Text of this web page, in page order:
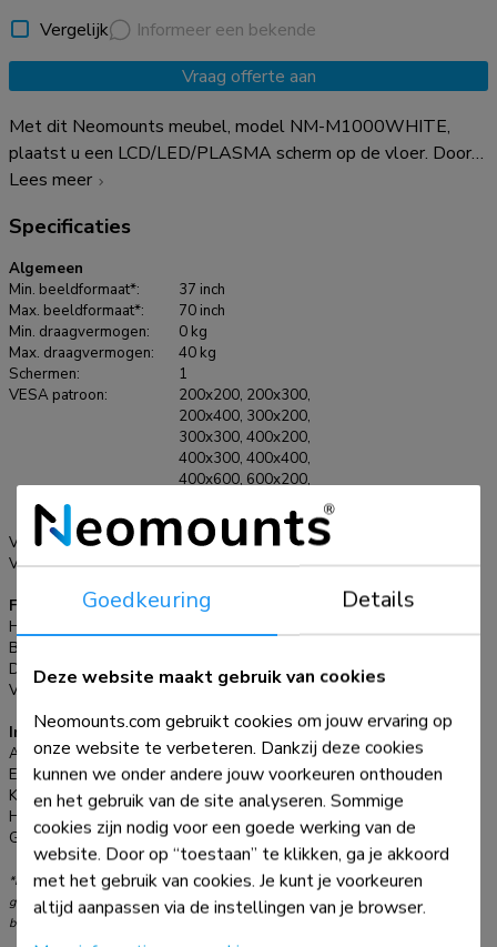
Vergelijk
Informeer een bekende
Vraag offerte aan
Met dit Neomounts meubel, model NM-M1000WHITE,
plaatst u een LCD/LED/PLASMA scherm op de vloer. Door
gebruik te maken van een vloerstandaard profiteert u
netjes weg te werken langs de poten. De NM-
M1000WHITE heeft een moderne uitstraling en is geschikt
voor schermen t/m 70" (178 cm). Het draagvermogen van
deze standaard is 40 kg. De steun is geschikt voor schermen
met een VESA gatenpatroon van 200x200 mm t/m
600x400 mm. Deze vloerstandaard wordt geleverd inclusief
installatiemateriaal.
Lees meer
Specificaties
Algemeen
Min. beeldformaat*:
37 inch
Max. beeldformaat*:
70 inch
Min. draagvermogen:
0 kg
Max. draagvermogen:
40 kg
Schermen:
1
VESA patroon:
200x200, 200x300,
200x400, 300x200,
300x300, 400x200,
400x300, 400x400,
400x600, 600x200,
mm
VESA maximaal:
600x400 mm
VESA minimaal:
200x200 mm
Functionaliteit
Hoogteverstelling:
Breedteverstelling:
Diepteverstelling:
50 cm
Verstellingstype:
Manueel
Informatie
Artikelnummer:
NM-M1000WHITE
EAN:
8717371447397
Kleur:
Wit
Hoofdmateriaal:
Garantie:
5 jaar
*NB. De vermelde inch-maten zijn slechts een indicatie, gecombineerd met het
gewicht en de VESA-maten. Het maximale gewicht en de VESA-maat zijn absolute
beperkingen voor de producten en dienen niet te worden overschreden.
Goedkeuring Details
Deze website maakt gebruik van cookies
Neomounts.com gebruikt cookies om jouw ervaring op
onze website te verbeteren. Dankzij deze cookies
kunnen we onder andere jouw voorkeuren onthouden
en het gebruik van de site analyseren. Sommige
cookies zijn nodig voor een goede werking van de
website. Door op “toestaan” te klikken, ga je akkoord
met het gebruik van cookies. Je kunt je voorkeuren
altijd aanpassen via de instellingen van je browser.